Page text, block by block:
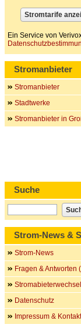
Ein Service von
Stromanbieter
Stromanbieter
Stadtwerke
Stromanbieter in
Suche
Strom-News &
Strom-News
Fragen & Antworten
Stromabieterwechsel
Datenschutz
Impressum & Kontakt